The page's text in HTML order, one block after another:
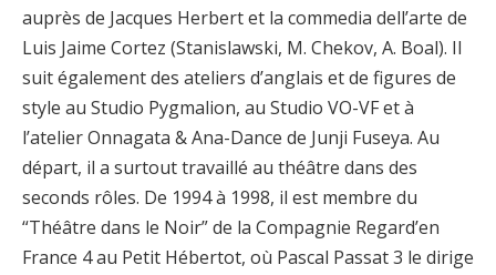
auprès de Jacques Herbert et la commedia dell’arte de
Luis Jaime Cortez (Stanislawski, M. Chekov, A. Boal). Il
suit également des ateliers d’anglais et de figures de
style au Studio Pygmalion, au Studio VO-VF et à
l’atelier Onnagata & Ana-Dance de Junji Fuseya. Au
départ, il a surtout travaillé au théâtre dans des
seconds rôles. De 1994 à 1998, il est membre du
“Théâtre dans le Noir” de la Compagnie Regard’en
France 4 au Petit Hébertot, où Pascal Passat 3 le dirige